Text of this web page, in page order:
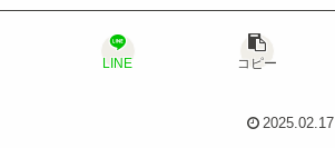
LINE コピー
2025.02.17